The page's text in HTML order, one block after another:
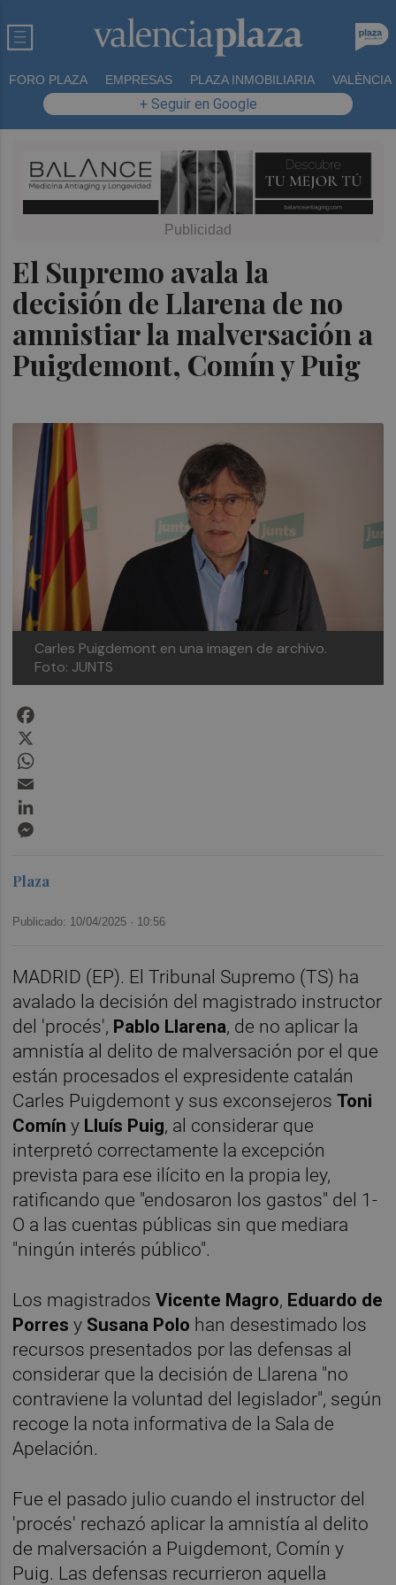
FORO PLAZA EMPRESAS PLAZA INMOBILIARIA VALÈNCIA
+ Seguir en Google
El Supremo avala la
decisión de Llarena de no
amnistiar la malversación a
Puigdemont, Comín y Puig
Carles Puigdemont en una imagen de archivo.
Foto: JUNTS
Plaza
Publicado: 10/04/2025 · 10:56
MADRID (EP). El Tribunal Supremo (TS) ha
avalado la decisión del magistrado instructor
del 'procés', Pablo Llarena, de no aplicar la
amnistía al delito de malversación por el que
están procesados el expresidente catalán
Carles Puigdemont y sus exconsejerosToni
Comín y Lluís Puig, al considerar que
interpretó correctamente la excepción
prevista para ese ilícito en la propia ley,
ratificando que "endosaron los gastos" del 1-
O a las cuentas públicas sin que mediara
"ningún interés público".
Los magistradosVicente Magro, Eduardo de
Porres y Susana Polo han desestimado los
recursos presentados por las defensas al
considerar que la decisión de Llarena "no
contraviene la voluntad del legislador", según
recoge la nota informativa de la Sala de
Apelación.
Fue el pasado julio cuando el instructor del
'procés' rechazó aplicar la amnistía al delito
de malversación a Puigdemont, Comín y
Puig. Las defensas recurrieron aquella